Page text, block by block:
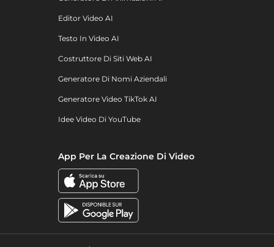
Editor Video AI
Testo In Video AI
Costruttore Di Siti Web AI
Generatore Di Nomi Aziendali
Generatore Video TikTok AI
Idee Video Di YouTube
App Per La Creazione Di Video